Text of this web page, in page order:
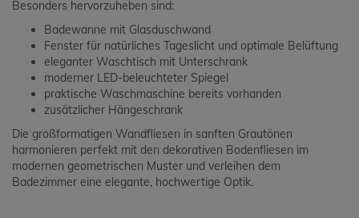
Besonders hervorzuheben sind:
Badewanne mit Glasduschwand
Fenster für natürliches Tageslicht und optimale Belüftung
eleganter Waschtisch mit Unterschrank
moderner LED-beleuchteter Spiegel
praktische Waschmaschine bereits vorhanden
zusätzlicher Hängeschrank
Die großformatigen Wandfliesen in sanften Grautönen
harmonieren perfekt mit den dekorativen Bodenfliesen im
modernen geometrischen Muster und verleihen dem
Badezimmer eine elegante, hochwertige Optik.